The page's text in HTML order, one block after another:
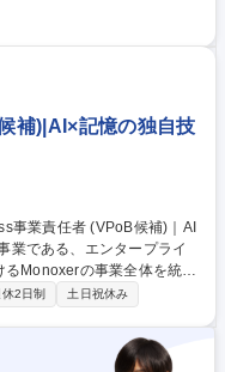
議、事業・資金計画の策定
・アグリゲーターとの協業
定、詳細な経済分析も担
。開発業務に伴う出張も発
る複数の大規模案件を通じ
系統用蓄
炭素社会に貢献！
補)|AI×記憶の独自技
Monoxerの事業全体を統括
と事業全体へのコミットメ
2日制 土日祝休み